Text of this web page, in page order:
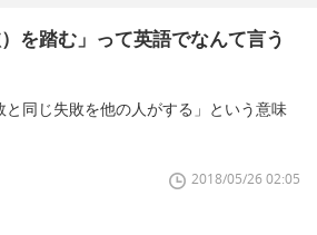
を踏む」って英語でなんて言う
と同じ失敗を他の人がする」という意味
2018/05/26 02:05